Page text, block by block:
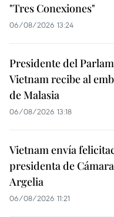
"Tres Conexiones"
06/08/2026 13:24
Presidente del
Vietnam recibe al
de Malasia
06/08/2026 13:18
Vietnam envía
presidenta de
Argelia
06/08/2026 11:21